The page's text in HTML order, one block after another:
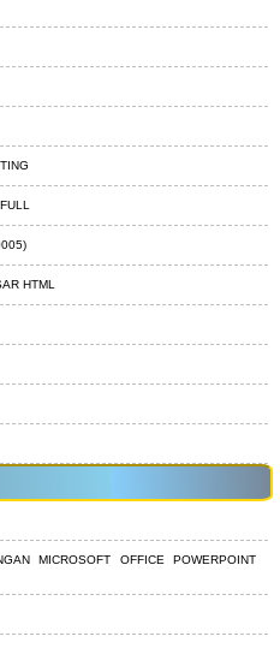
HTML
MICROSOFT OFFICE POWERPOINT